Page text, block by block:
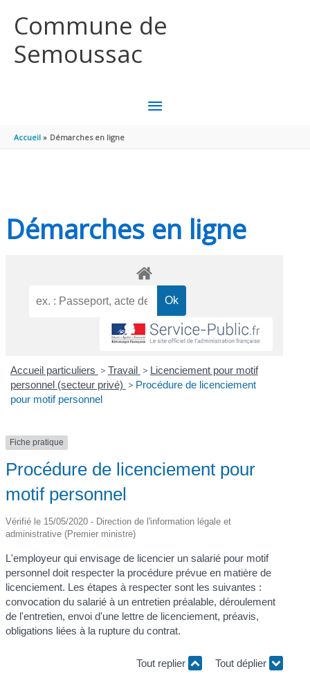
Commune de
Semoussac
MENU
Accueil Démarches en ligne
Démarches en ligne
Accueil particuliers > Travail > Licenciement pour motif
personnel (secteur privé) > Procédure de licenciement
pour motif personnel
Fiche pratique
Procédure de licenciement pour
motif personnel
Vérifié le 15/05/2020 - Direction de l'information légale et
administrative (Premier ministre)
L'employeur qui envisage de licencier un salarié pour motif
personnel doit respecter la procédure prévue en matière de
licenciement. Les étapes à respecter sont les suivantes :
convocation du salarié à un entretien préalable, déroulement
de l'entretien, envoi d'une lettre de licenciement, préavis,
obligations liées à la rupture du contrat.
Tout replier Tout déplier